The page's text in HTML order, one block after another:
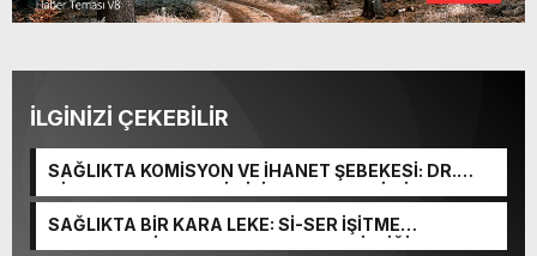
İLGİNİZİ ÇEKEBİLİR
SAĞLIKTA KOMİSYON VE İHANET ŞEBEKESİ: DR.
NİHAT URUÇ VE SEMİH İŞİTME MERKEZİ’NİN SGK
VURGUNU!
SAĞLIKTA BİR KARA LEKE: Sİ-SER İŞİTME
MERKEZLERİ VE MODERN UMUT TACİRLİĞİ